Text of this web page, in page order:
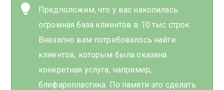
Предположим, что у вас накопилась
огромная база клиентов в 10 тыс строк.
Внезапно вам потребовалось найти
клиентов, которым была оказана
конкретная услуга, например,
блефаропластика. По памяти это сделать